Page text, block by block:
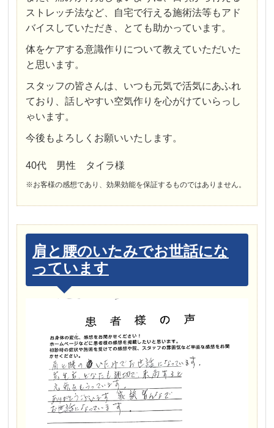
ストレッチ法など、自宅で行える施術法等もアド
バイスしていただき、とても助かっています。
体をケアする意識作りについて教えていただいた
と思います。
スタッフの皆さんは、いつも元気で活気にあふれ
ており、話しやすい空気作りを心がけていらっし
ゃいます。
今後もよろしくお願いいたします。
40代 男性 タイラ様
※お客様の感想であり、効果効能を保証するものではありません。
肩と腰のいたみでお世話にな
っています